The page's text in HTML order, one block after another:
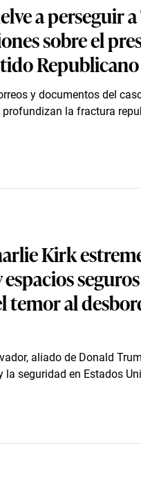
a perseguir
sobre el
Republicano
y documentos del
la fractura
Kirk
espacios
temor al
aliado de Donald
la seguridad en Estados